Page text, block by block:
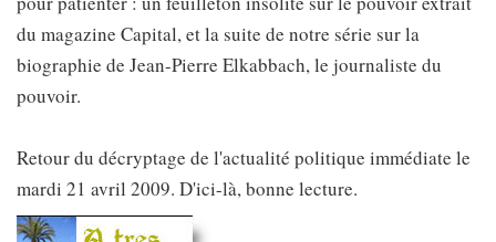
du magazine Capital, et la suite de notre série sur la
biographie de Jean-Pierre Elkabbach, le journaliste du
pouvoir.
Retour du décryptage de l'actualité politique immédiate le
mardi 21 avril 2009. D'ici-là, bonne lecture.